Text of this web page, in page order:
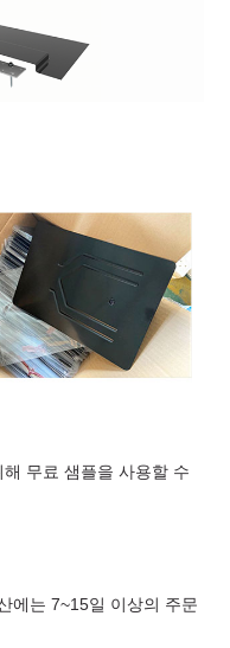
무료 샘플을 사용할 수
에는 7~15일 이상의 주문